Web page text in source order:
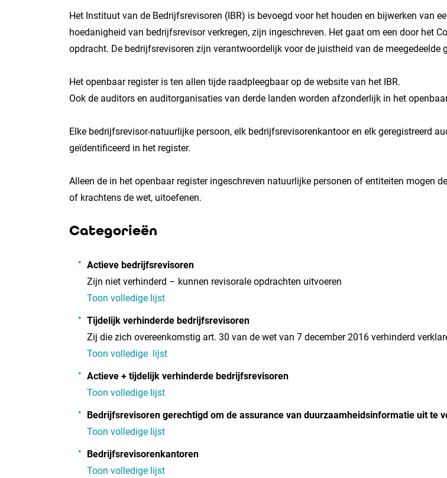
Het Instituut van de Bedrijfsrevisoren (IBR) is bevoegd voor het houden en bijwerken van
hoedanigheid van bedrijfsrevisor verkregen, zijn ingeschreven. Het gaat om een door het
opdracht. De bedrijfsrevisoren zijn verantwoordelijk voor de juistheid van de meegedeelde
Het openbaar register is ten allen tijde raadpleegbaar op de website van het IBR.
Ook de auditors en auditorganisaties van derde landen worden afzonderlijk in het
Elke bedrijfsrevisor-natuurlijke persoon, elk bedrijfsrevisorenkantoor en elk geregistreerd
geïdentificeerd in het register.
Alleen de in het openbaar register ingeschreven natuurlijke personen of entiteiten mogen
of krachtens de wet, uitoefenen.
Categorieën
Actieve bedrijfsrevisoren
Zijn niet verhinderd – kunnen revisorale opdrachten uitvoeren
Toon volledige lijst
Tijdelijk verhinderde bedrijfsrevisoren
Zij die zich overeenkomstig art. 30 van de wet van 7 december 2016 verhinderd
Toon volledige lijst
Actieve + tijdelijk verhinderde bedrijfsrevisoren
Toon volledige lijst
Bedrijfsrevisoren gerechtigd om de assurance van duurzaamheidsinformatie uit te
Toon volledige lijst
Bedrijfsrevisorenkantoren
Toon volledige lijst